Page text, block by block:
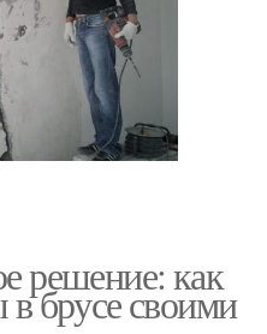
решение: как
брусе своими